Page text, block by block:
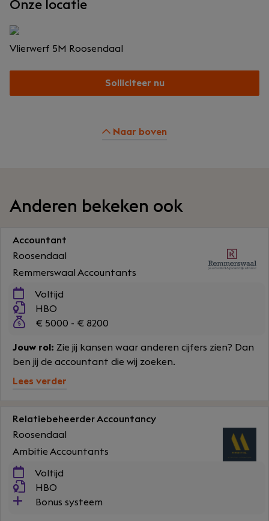
Onze locatie
Vlierwerf 5M Roosendaal
Solliciteer nu
Naar boven
Anderen bekeken ook
Accountant
Roosendaal
Remmerswaal Accountants
Voltijd
HBO
€ 5000 - € 8200
Jouw rol: Zie jij kansen waar anderen cijfers zien? Dan
ben jij de accountant die wij zoeken.
Lees verder
Relatiebeheerder Accountancy
Roosendaal
Ambitie Accountants
Voltijd
HBO
Bonus systeem